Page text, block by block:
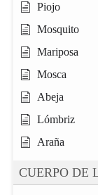
Piojo
Mosquito
Mariposa
Mosca
Abeja
Lómbriz
Araña
CUERPO DE